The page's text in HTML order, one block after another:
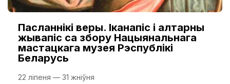
Пасланнікі веры. Іканапіс і алтарны
жывапіс са збору Нацыянальнага
мастацкага музея Рэспублікі
Беларусь
22 ліпеня — 31 жніўня